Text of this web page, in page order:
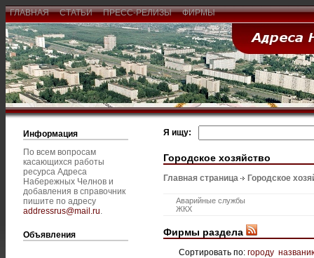
ГЛАВНАЯ СТАТЬИ ПРЕСС-РЕЛИЗЫ ФИРМЫ
Информация
По всем вопросам
касающихся работы
ресурса Адреса
Набережных Челнов и
добавления в справочник
пишите по адресу
addressrus@mail.ru.
Объявления
Я ищу:
Городское хозяйство
Главная страница Городское
Аварийные службы
ЖКХ
Фирмы раздела
Сортировать по: городу